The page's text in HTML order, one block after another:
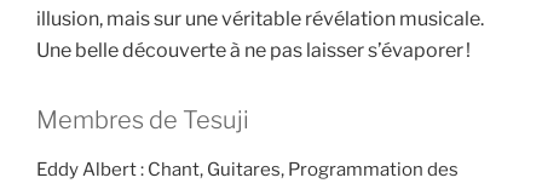
illusion, mais sur une véritable révélation musicale.
Une belle découverte à ne pas laisser s’évaporer !
Membres de Tesuji
Eddy Albert : Chant, Guitares, Programmation des